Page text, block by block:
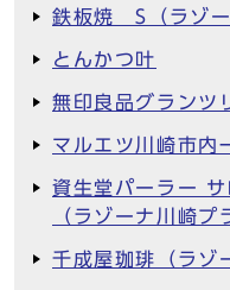
鉄板焼 S（ラゾー
とんかつ叶
無印良品グランツ
マルエツ川崎市内
資生堂パーラー
（ラゾーナ川崎プ
千成屋珈琲（ラゾ